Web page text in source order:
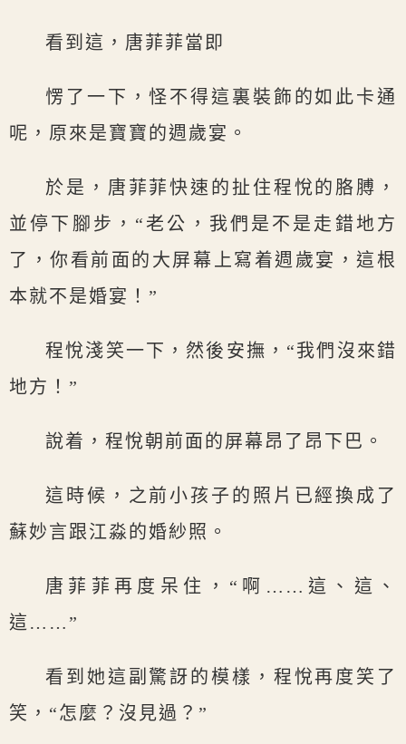
看到這，唐菲菲當即
愣了一下，怪不得這裏裝飾的如此卡通
呢，原來是寶寶的週歲宴。
於是，唐菲菲快速的扯住程悅的胳膊，
並停下腳步，“老公，我們是不是走錯地方
了，你看前面的大屏幕上寫着週歲宴，這根
本就不是婚宴！”
程悅淺笑一下，然後安撫，“我們沒來錯
地方！”
說着，程悅朝前面的屏幕昂了昂下巴。
這時候，之前小孩子的照片已經換成了
蘇妙言跟江淼的婚紗照。
唐菲菲再度呆住，“啊……這、這、
這……”
看到她這副驚訝的模樣，程悅再度笑了
笑，“怎麼？沒見過？”